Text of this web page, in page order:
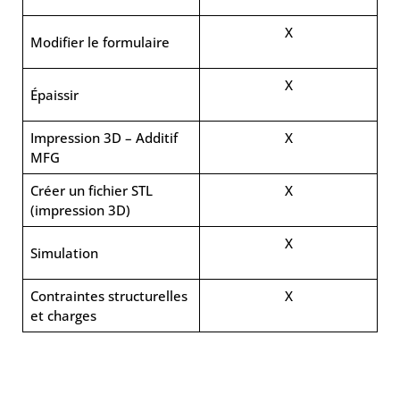
Modifier le formulaire
X
Épaissir
X
Impression 3D – Additif
MFG
X
Créer un fichier STL
(impression 3D)
X
Simulation
X
Contraintes structurelles
et charges
X